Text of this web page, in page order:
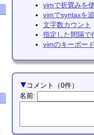
vimで折畳みを
vimでsyntaxを
文字数カウント
指定した間隔で
vimのキーボー
コメント （0件）
名前: